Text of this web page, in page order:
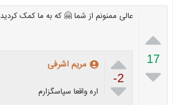

17

عالی ممنونم از شما 🤗 که به ما کمک کردید

-2

مریم اشرفی
اره واقعا سپاسگزارم